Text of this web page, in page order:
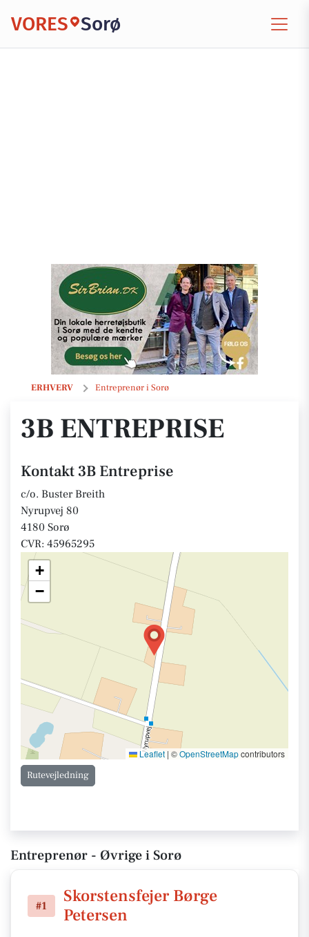
VORES Sorø
ERHVERV Entreprenør i Sorø
3B Entreprise
3B ENTREPRISE
Kontakt 3B Entreprise
c/o. Buster Breith
Nyrupvej 80
4180 Sorø
CVR: 45965295
+
−
Leaflet | ©OpenStreetMapcontributors
Rutevejledning
Entreprenør - Øvrige i Sorø
#1
Skorstensfejer Børge
Petersen